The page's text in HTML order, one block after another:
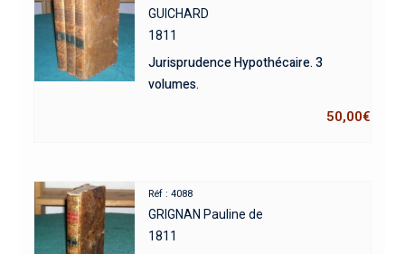
GUICHARD
1811
Jurisprudence Hypothécaire. 3
volumes.
50,00€
Réf : 4088
GRIGNAN Pauline de
1811